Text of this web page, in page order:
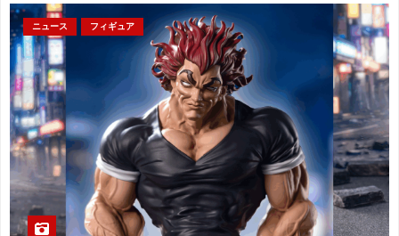
ニュース フィギュア